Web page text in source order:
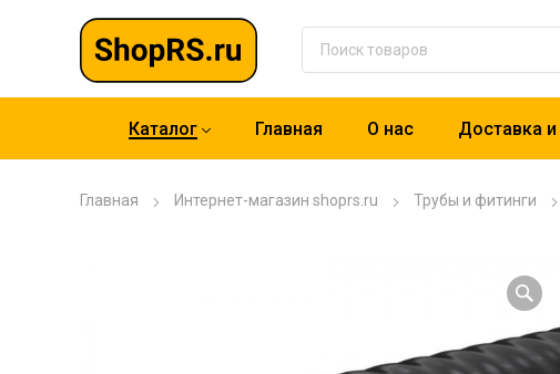
Каталог Главная О нас Доставка и
Главная Интернет-магазин shoprs.ru Трубы и фитинги